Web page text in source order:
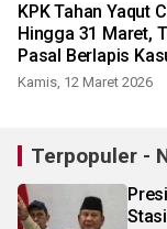
KPK Tahan Yaqut
Hingga 31 Maret,
Pasal Berlapis
Kamis, 12 Maret 2026
Terpopuler -